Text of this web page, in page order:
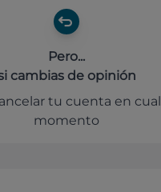
Pero...
cambias de opinión
tu cuenta en
momento